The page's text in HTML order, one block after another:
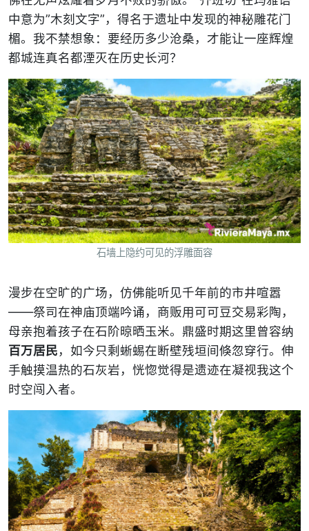
中意为”木刻文字”，得名于遗址中发现的神秘雕花门
楣。我不禁想象：要经历多少沧桑，才能让一座辉煌
都城连真名都湮灭在历史长河？
石墙上隐约可见的浮雕面容
漫步在空旷的广场，仿佛能听见千年前的市井喧嚣
——祭司在神庙顶端吟诵，商贩用可可豆交易彩陶，
母亲抱着孩子在石阶晾晒玉米。鼎盛时期这里曾容纳
百万居民，如今只剩蜥蜴在断壁残垣间倏忽穿行。伸
手触摸温热的石灰岩，恍惚觉得是遗迹在凝视我这个
时空闯入者。